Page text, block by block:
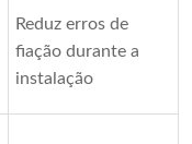
Reduz erros de
fiação durante a
instalação